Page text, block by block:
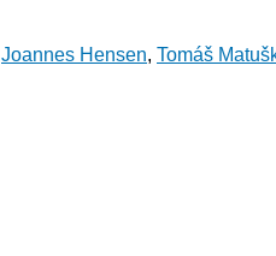
Joannes Hensen, Tomáš